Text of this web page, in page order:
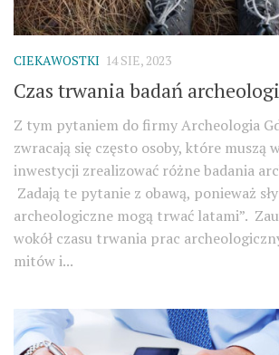
CIEKAWOSTKI 14 SIE, 2023
Czas trwania badań
Z tym pytaniem do firmy Archeologia
zwracają się często osoby, które muszą
inwestycji zrealizować różne badania
Zadają te pytanie z obawą, ponieważ
archeologiczne mogą trwać latami”.
wokół czasu trwania prac
mitów i...